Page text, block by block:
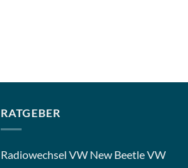
RATGEBER
Radiowechsel VW New Beetle VW